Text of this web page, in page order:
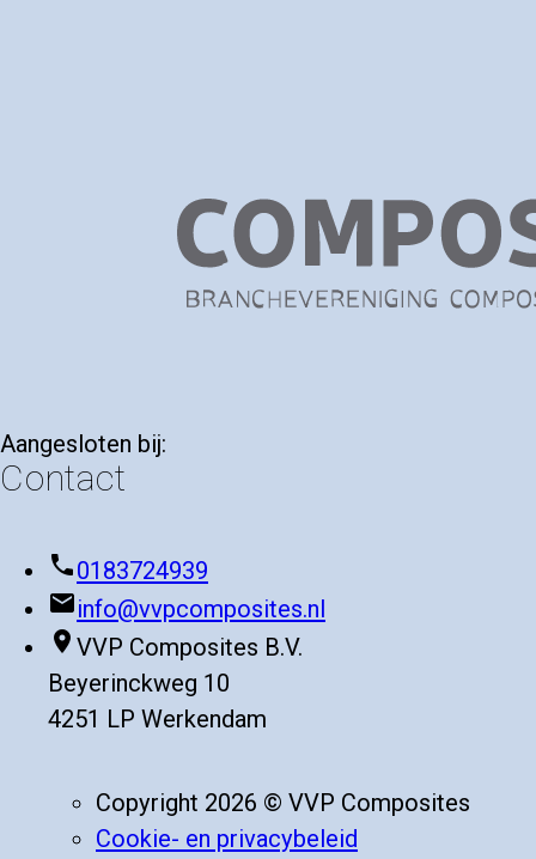
Aangesloten bij:
Contact
phone0183724939
mailinfo@vvpcomposites.nl
place VVP Composites B.V.
Beyerinckweg 10
4251 LP Werkendam
Copyright 2026 © VVP Composites
Cookie- en privacybeleid